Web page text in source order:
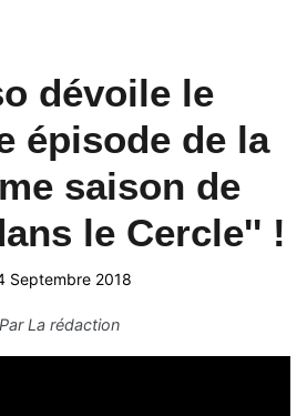
dévoile le
épisode de la
saison de
le Cercle'' !
Septembre 2018
ParLa rédaction